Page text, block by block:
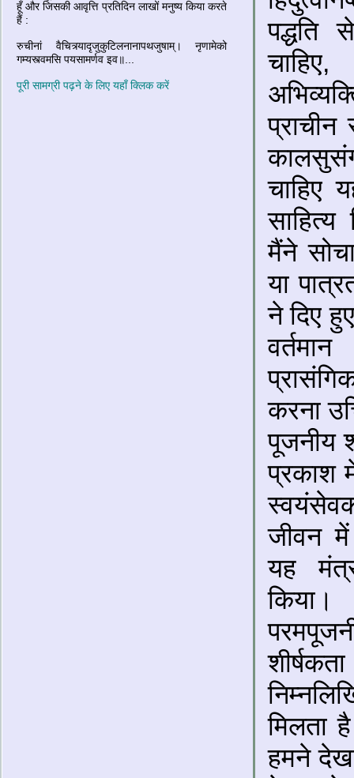
हूँ और जिसकी आवृत्ति प्रतिदिन लाखों मनुष्य किया करते
हैं :
रुचीनां वैचित्र्यादृजुकुटिलनानापथजुषाम्। नृणामेको
गम्यस्त्वमसि पयसामर्णव इव॥...
पूरी सामग्री पढ़ने के लिए यहाँ क्लिक करें
पद्धति
प्राचीन
चाहिए
मैंने
या
ने दिए
करना
पूजनीय
प्रकाश
जीवन में
यह
किया।
मिलता
हमने